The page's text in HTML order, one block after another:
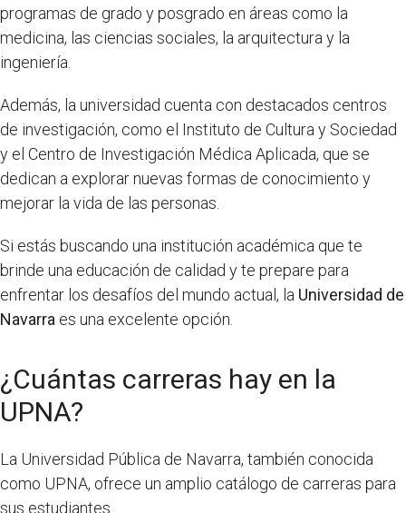
programas de grado y posgrado en áreas como la
medicina, las ciencias sociales, la arquitectura y la
ingeniería.
Además, la universidad cuenta con destacados centros
de investigación, como el Instituto de Cultura y Sociedad
y el Centro de Investigación Médica Aplicada, que se
dedican a explorar nuevas formas de conocimiento y
mejorar la vida de las personas.
Si estás buscando una institución académica que te
brinde una educación de calidad y te prepare para
enfrentar los desafíos del mundo actual, la Universidad de
Navarra es una excelente opción.
¿Cuántas carreras hay en la
UPNA?
La Universidad Pública de Navarra, también conocida
como UPNA, ofrece un amplio catálogo de carreras para
sus estudiantes.